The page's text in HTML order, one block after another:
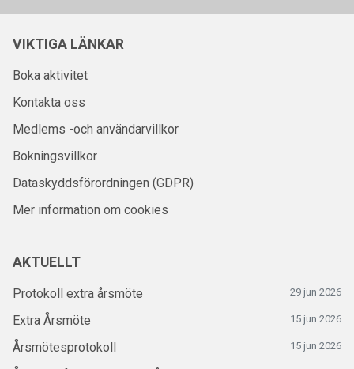
VIKTIGA LÄNKAR
Boka aktivitet
Kontakta oss
Medlems -och användarvillkor
Bokningsvillkor
Dataskyddsförordningen (GDPR)
Mer information om cookies
AKTUELLT
Protokoll extra årsmöte 29 jun 2026
Extra Årsmöte 15 jun 2026
Årsmötesprotokoll 15 jun 2026